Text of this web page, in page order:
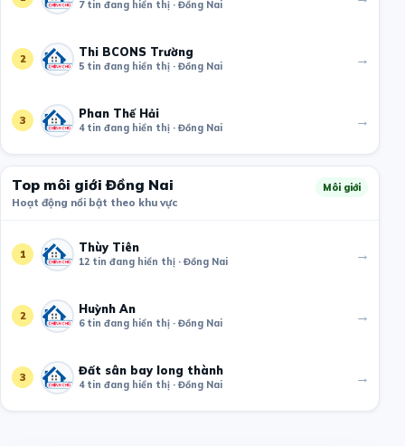
7 tin đang hiển thị · Đồng Nai
2 Thi BCONS Trường
5 tin đang hiển thị · Đồng Nai →
3 Phan Thế Hải
4 tin đang hiển thị · Đồng Nai →
Top môi giới Đồng Nai
Hoạt động nổi bật theo khu vực
Môi giới
1 Thùy Tiên
12 tin đang hiển thị · Đồng Nai →
2 Huỳnh An
6 tin đang hiển thị · Đồng Nai →
3 Đất sân bay long thành
4 tin đang hiển thị · Đồng Nai →